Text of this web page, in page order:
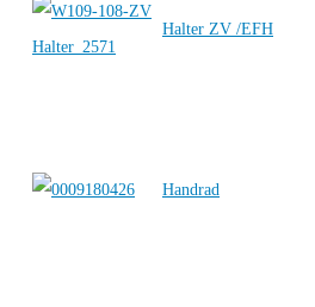
Halter ZV /EFH
Handrad